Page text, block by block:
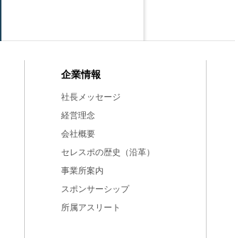
企業情報
社長メッセージ
経営理念
会社概要
セレスポの歴史（沿革）
事業所案内
スポンサーシップ
所属アスリート